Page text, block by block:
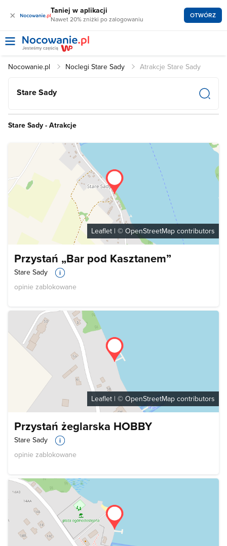
× Taniej w aplikacji
Nawet 20% zniżki po zalogowaniu OTWÓRZ
Nocowanie.pl Noclegi Stare Sady Atrakcje Stare Sady
Stare Sady
Stare Sady - Atrakcje
Leaflet | © OpenStreetMap contributors
Przystań „Bar pod Kasztanem”
Stare Sady
opinie zablokowane
Leaflet | © OpenStreetMap contributors
Przystań żeglarska HOBBY
Stare Sady
opinie zablokowane